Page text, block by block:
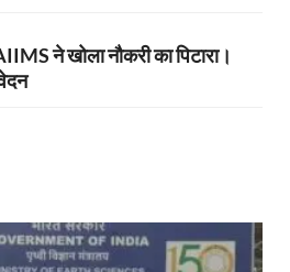
ने खोला नौकरी का पिटारा।